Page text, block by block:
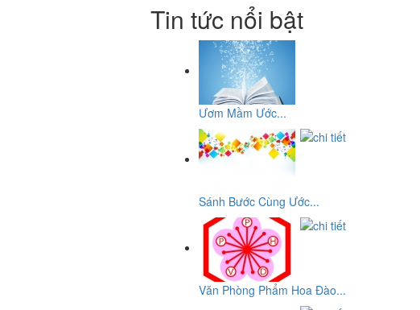
Tin tức nổi bật
Ươm Mầm Ước...
Sánh Bước Cùng Ước...
Văn Phòng Phẩm Hoa Đào...